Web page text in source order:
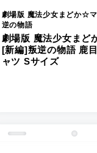
劇場版 魔法少女まどか☆
逆の物語
劇場版 魔法少女まど
[新編]叛逆の物語 鹿
ャツ Sサイズ